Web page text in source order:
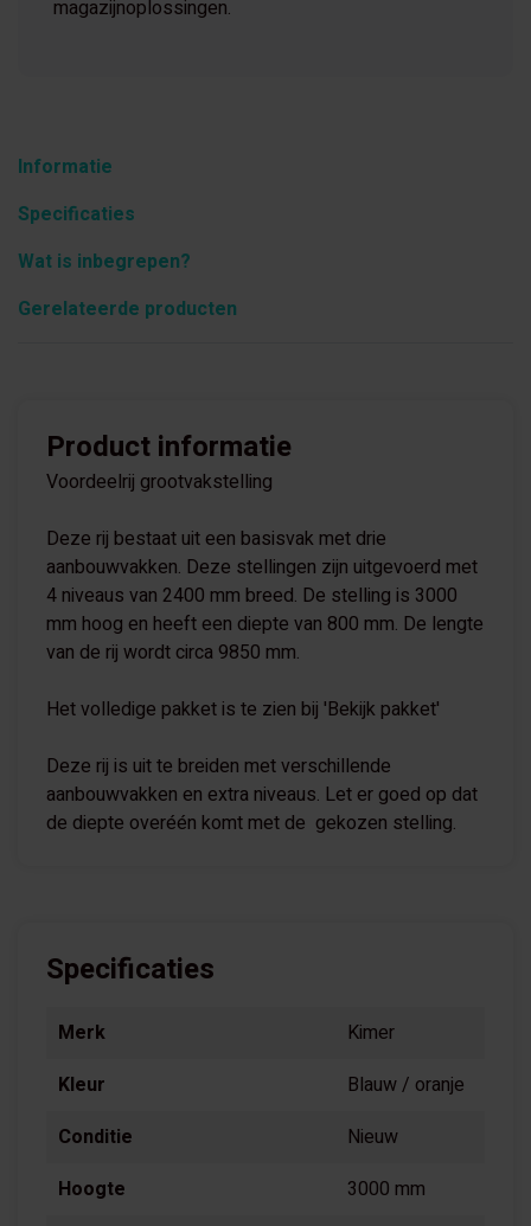
magazijnoplossingen.
Informatie
Specificaties
Wat is inbegrepen?
Gerelateerde producten
Product informatie
Voordeelrij grootvakstelling
Deze rij bestaat uit een basisvak met drie
aanbouwvakken. Deze stellingen zijn uitgevoerd met
4 niveaus van 2400 mm breed. De stelling is 3000
mm hoog en heeft een diepte van 800 mm. De lengte
van de rij wordt circa 9850 mm.
Het volledige pakket is te zien bij 'Bekijk pakket'
Deze rij is uit te breiden met verschillende
aanbouwvakken en extra niveaus. Let er goed op dat
de diepte overéén komt met de gekozen stelling.
Specificaties
Merk
Kimer
Kleur
Blauw / oranje
Conditie
Nieuw
Hoogte
3000 mm